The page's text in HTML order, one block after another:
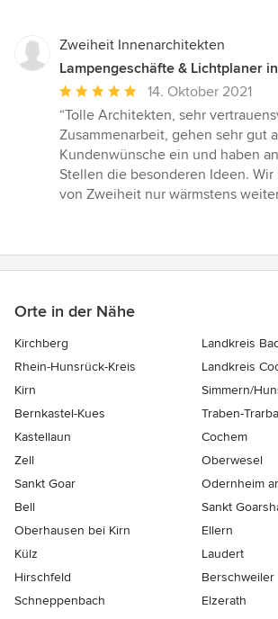
Zweiheit Innenarchitekten
Lampengeschäfte & Lichtplaner
Durchschnittliche
Bewertung:
5
von
5
Sternen
14. Oktober 2021
“Tolle Architekten, sehr
Zusammenarbeit, gehen sehr gut
Kundenwünsche ein und haben
Stellen die besonderen Ideen. Wir
von Zweiheit nur wärmstens
Orte in der Nähe
Kirchberg
Landkreis
Rhein-Hunsrück-Kreis
Landkreis
Kirn
Simmern/
Bernkastel-Kues
Traben-
Kastellaun
Cochem
Zell
Oberwesel
Sankt Goar
Odernheim
Bell
Sankt
Oberhausen bei Kirn
Ellern
Külz
Laudert
Hirschfeld
Berschweiler
Schneppenbach
Elzerath